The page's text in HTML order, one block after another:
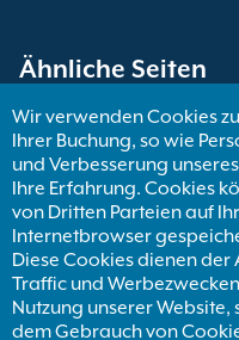
Ähnliche Seiten
Fähren nach
Göteborg Fähren
Finden Sie
Wir verwenden Cookies
Ihrer Buchung, so wie
und Verbesserung
Ihre Erfahrung. Cookies
von Dritten Parteien auf
Internetbrowser
Diese Cookies dienen der
Traffic und
Nutzung unserer Website,
dem Gebrauch von